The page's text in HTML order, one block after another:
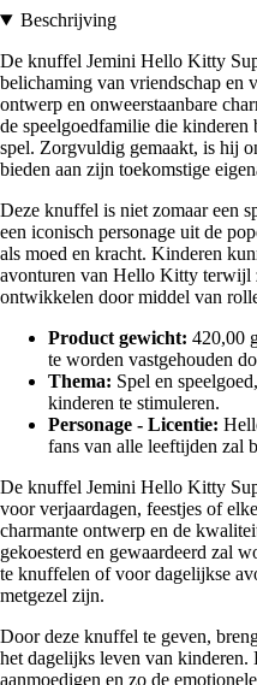
Beschrijving
De knuffel Jemini Hello Kitty
belichaming van vriendschap en
ontwerp en onweerstaanbare
de speelgoedfamilie die
spel. Zorgvuldig gemaakt, is hij
bieden aan zijn toekomstige
Deze knuffel is niet zomaar een
een iconisch personage uit de
als moed en kracht. Kinderen
avonturen van Hello Kitty terwijl
ontwikkelen door middel van
Product gewicht: 420,00
te worden vastgehouden
Thema: Spel en
kinderen te stimuleren.
Personage - Licentie:
fans van alle leeftijden zal
De knuffel Jemini Hello Kitty
voor verjaardagen, feestjes of
charmante ontwerp en de
gekoesterd en gewaardeerd zal
te knuffelen of voor dagelijkse
metgezel zijn.
Door deze knuffel te geven,
het dagelijks leven van
aanmoedigen en zo de